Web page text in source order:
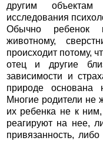
другим
исследования
Обычно ребенок
животному,
происходит потому,
отец и другие
зависимости и
природе основана
Многие родители не
их ребенка не к
реагируют на нее,
привязанность,